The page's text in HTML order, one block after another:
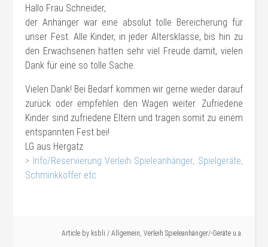
Hallo Frau Schneider,
der Anhänger war eine absolut tolle Bereicherung für
unser Fest. Alle Kinder, in jeder Altersklasse, bis hin zu
den Erwachsenen hatten sehr viel Freude damit, vielen
Dank für eine so tolle Sache.
Vielen Dank! Bei Bedarf kommen wir gerne wieder darauf
zurück oder empfehlen den Wagen weiter. Zufriedene
Kinder sind zufriedene Eltern und tragen somit zu einem
entspannten Fest bei!
LG aus Hergatz
> Info/Reservierung Verleih Spieleanhänger, Spielgeräte,
Schminkkoffer etc.
Article by ksbli / Allgemein Verleih Spieleanhänger/-Geräte u.a.